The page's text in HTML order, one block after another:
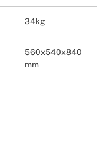
34kg
560x540x840
mm